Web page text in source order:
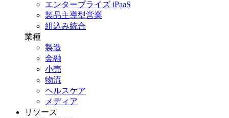
エンタープライズ iPaaS
製品主導型営業
組込み統合
業種
製造
金融
小売
物流
ヘルスケア
メディア
リソース